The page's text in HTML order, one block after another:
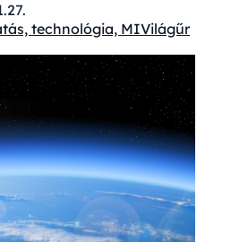
technológia, MIVilágűr